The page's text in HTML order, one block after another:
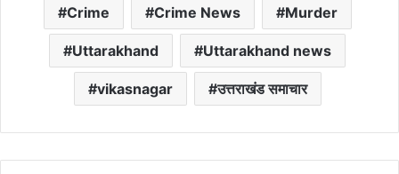
Crime Crime News Murder
Uttarakhand Uttarakhand news
vikasnagar उत्तराखंड समाचार